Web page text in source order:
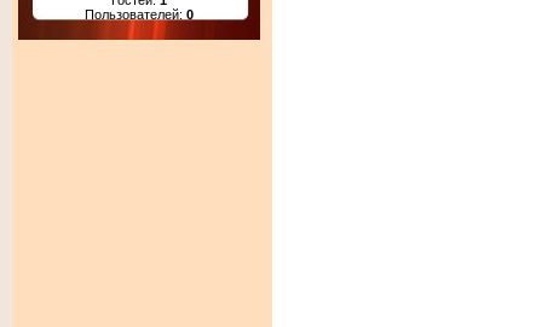
Пользователей: 0